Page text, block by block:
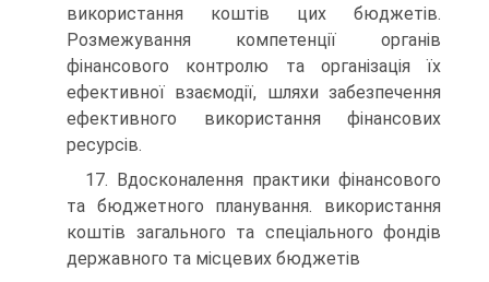
використання коштів цих бюджетів.
Розмежування компетенції органів
фінансового контролю та організація їх
ефективної взаємодії, шляхи забезпечення
ефективного використання фінансових
ресурсів.
17. Вдосконалення практики фінансового
та бюджетного планування. використання
коштів загального та спеціального фондів
державного та місцевих бюджетів